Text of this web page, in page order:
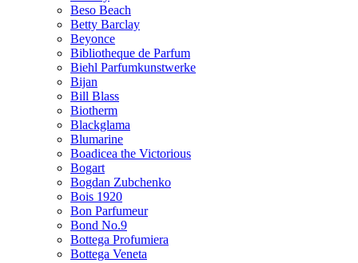
Beso Beach
Betty Barclay
Beyonce
Bibliotheque de Parfum
Biehl Parfumkunstwerke
Bijan
Bill Blass
Biotherm
Blackglama
Blumarine
Boadicea the Victorious
Bogart
Bogdan Zubchenko
Bois 1920
Bon Parfumeur
Bond No.9
Bottega Profumiera
Bottega Veneta